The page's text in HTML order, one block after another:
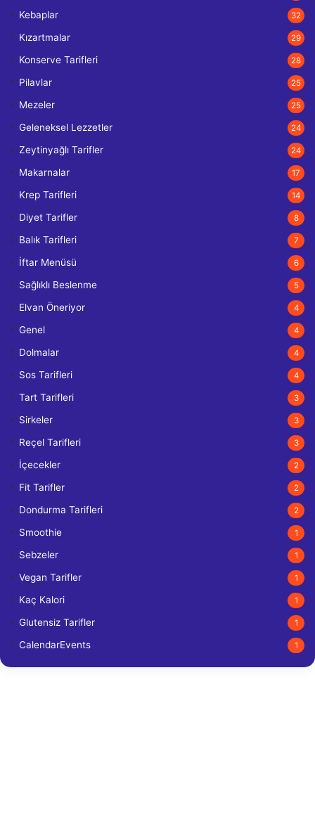
Kebaplar 32
Kızartmalar 29
Konserve Tarifleri 28
Pilavlar 25
Mezeler 25
Geleneksel Lezzetler 24
Zeytinyağlı Tarifler 24
Makarnalar 17
Krep Tarifleri 14
Diyet Tarifler 8
Balık Tarifleri 7
İftar Menüsü 6
Sağlıklı Beslenme 5
Elvan Öneriyor 4
Genel 4
Dolmalar 4
Sos Tarifleri 4
Tart Tarifleri 3
Sirkeler 3
Reçel Tarifleri 3
İçecekler 2
Fit Tarifler 2
Dondurma Tarifleri 2
Smoothie 1
Sebzeler 1
Vegan Tarifler 1
Kaç Kalori 1
Glutensiz Tarifler 1
CalendarEvents 1